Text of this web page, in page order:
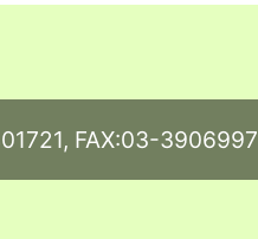
FAX:03-3906997